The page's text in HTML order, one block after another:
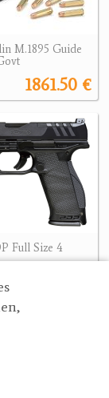
M.1895 Guide
1861.50 €
Full Size 4
1820